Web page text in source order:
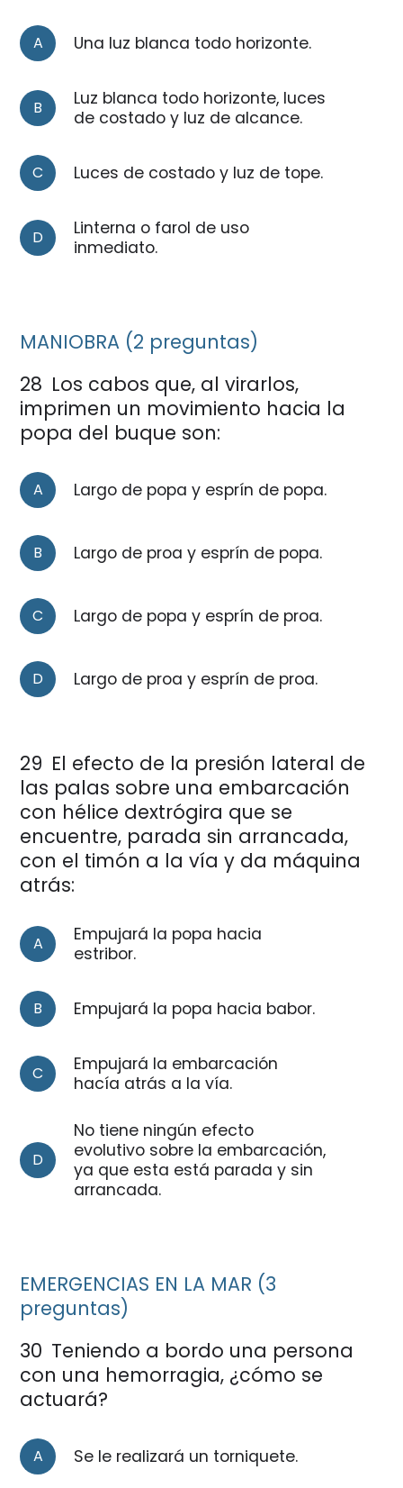
A Una luz blanca todo horizonte.
B
Luz blanca todo horizonte, luces
de costado y luz de alcance.
C Luces de costado y luz de tope.
D
Linterna o farol de uso
inmediato.
MANIOBRA (2 preguntas)
28 Los cabos que, al virarlos,
imprimen un movimiento hacia la
popa del buque son:
A Largo de popa y esprín de popa.
B Largo de proa y esprín de popa.
C Largo de popa y esprín de proa.
D Largo de proa y esprín de proa.
29 El efecto de la presión lateral de
las palas sobre una embarcación
con hélice dextrógira que se
encuentre, parada sin arrancada,
con el timón a la vía y da máquina
atrás:
A
Empujará la popa hacia
estribor.
B Empujará la popa hacia babor.
C
Empujará la embarcación
hacía atrás a la vía.
D
No tiene ningún efecto
evolutivo sobre la embarcación,
ya que esta está parada y sin
arrancada.
EMERGENCIAS EN LA MAR (3
preguntas)
30 Teniendo a bordo una persona
con una hemorragia, ¿cómo se
actuará?
A Se le realizará un torniquete.